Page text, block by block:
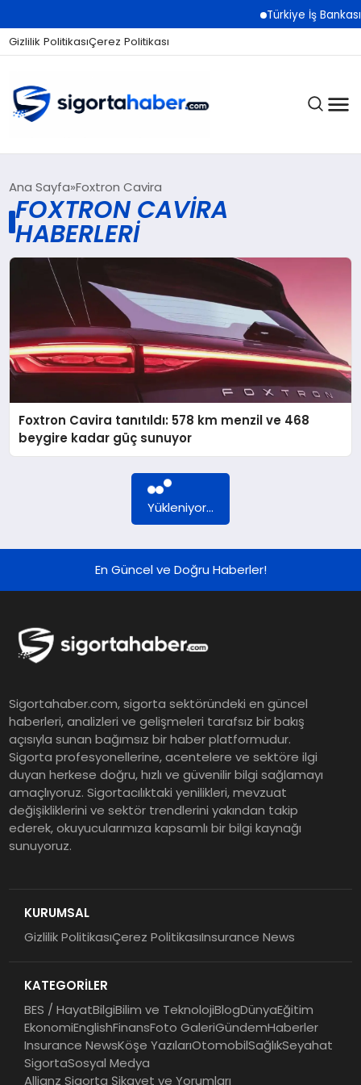
Türkiye İş
Gizlilik PolitikasıÇerez Politikası
SIGORTA
BES / HAYAT
EKONOMI
DÜNYA
BILIM VE TEKNOLOJI
Ana Sayfa Foxtron Cavira
FOXTRON CAVIRA
HABERLERI
Foxtron Cavira tanıtıldı: 578 km menzil ve 468
beygire kadar güç sunuyor
Yükleniyor...
En Güncel ve Doğru Haberler!
Sigortahaber.com, sigorta sektöründeki en güncel
haberleri, analizleri ve gelişmeleri tarafsız bir bakış
açısıyla sunan bağımsız bir haber platformudur.
Sigorta profesyonellerine, acentelere ve sektöre ilgi
duyan herkese doğru, hızlı ve güvenilir bilgi sağlamayı
amaçlıyoruz. Sigortacılıktaki yenilikleri, mevzuat
değişikliklerini ve sektör trendlerini yakından takip
ederek, okuyucularımıza kapsamlı bir bilgi kaynağı
sunuyoruz.
KURUMSAL
Gizlilik PolitikasıÇerez PolitikasıInsurance News
KATEGORİLER
BES / HayatBilgiBilim ve TeknolojiBlogDünyaEğitim
EkonomiEnglishFinansFoto GaleriGündemHaberler
Insurance NewsKöşe YazılarıOtomobilSağlıkSeyahat
SigortaSosyal Medya
Allianz Sigorta Şikayet ve Yorumları